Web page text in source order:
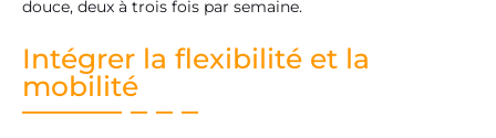
douce, deux à trois fois par semaine.
Intégrer la flexibilité et la
mobilité